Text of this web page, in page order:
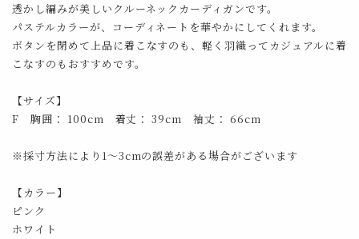
透かし編みが美しいクルーネックカーディガンです。
パステルカラーが、コーディネートを華やかにしてくれます。
ボタンを閉めて上品に着こなすのも、軽く羽織ってカジュアルに着
こなすのもおすすめです。
【サイズ】
F 胸囲： 100cm 着丈： 39cm 袖丈： 66cm
※採寸方法により1～3cmの誤差がある場合がございます
【カラー】
ピンク
ホワイト